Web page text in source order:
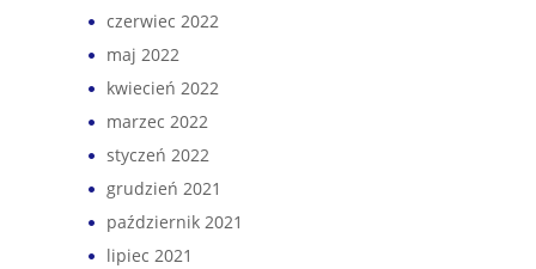
czerwiec 2022
maj 2022
kwiecień 2022
marzec 2022
styczeń 2022
grudzień 2021
październik 2021
lipiec 2021